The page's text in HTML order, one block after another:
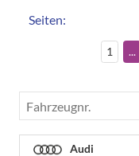
Seiten:
1 ...
Fahrzeugnr.
Audi